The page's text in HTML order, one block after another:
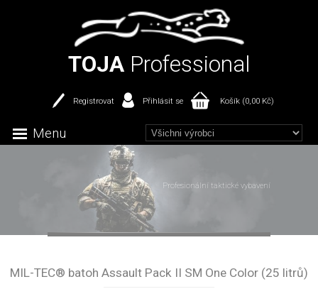
TOJA Professional
Registrovat Přihlásit se Košík (0,00 Kč)
Menu
Profesionální taktické vybavení
MIL-TEC® batoh Assault Pack II SM One Color (25 litrů)